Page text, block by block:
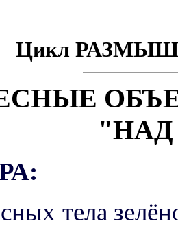
Цикл
тела